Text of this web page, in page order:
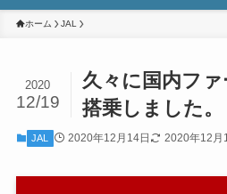
ホーム JAL
久々に国内フ
搭乗しました。
2020
12/19
JAL 2020年12月14日 2020年12月